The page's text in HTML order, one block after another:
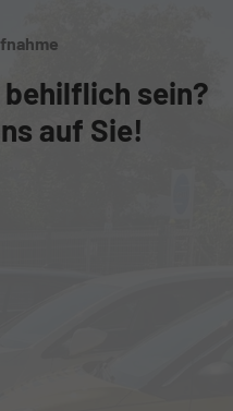
behilflich sein?
auf Sie!